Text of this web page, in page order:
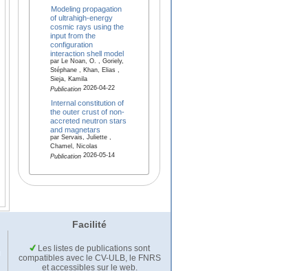
Modeling propagation
of ultrahigh-energy
cosmic rays using the
input from the
configuration
interaction shell model
par Le Noan, O. , Goriely,
Stéphane , Khan, Elias ,
Sieja, Kamila
Publication2026-04-22
Internal constitution of
the outer crust of non-
accreted neutron stars
and magnetars
par Servais, Juliette ,
Chamel, Nicolas
Publication2026-05-14
Facilité
Les listes de publications sont
compatibles avec le CV-ULB, le FNRS
et accessibles sur le web.